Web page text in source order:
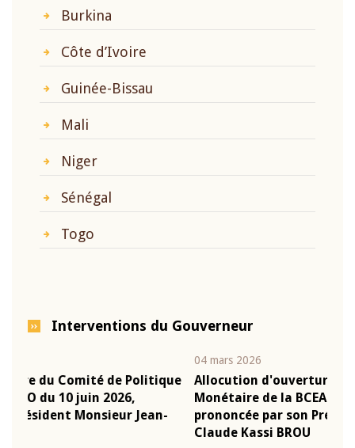
Burkina
Côte d’Ivoire
Guinée-Bissau
Mali
Niger
Sénégal
Togo
Interventions du Gouverneur
Allocution d'ouverture du Comité de Politique
Monétaire de la BCEAO du 4 mars 2026,
prononcée par son Président Monsieur Jean-